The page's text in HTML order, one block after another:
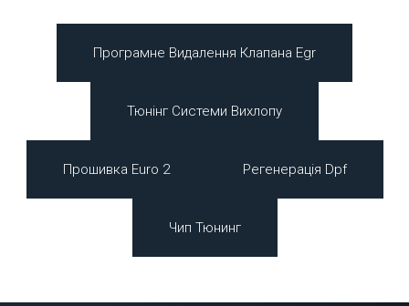
Програмне Видалення Клапана Egr
Тюнінг Системи Вихлопу
Прошивка Euro 2 Регенерація Dpf
Чип Тюнинг